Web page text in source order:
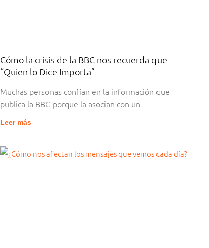
Cómo la crisis de la BBC nos recuerda que
“Quien lo Dice Importa”
Muchas personas confían en la información que
publica la BBC porque la asocian con un
Leer más